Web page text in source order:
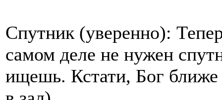
Спутник (уверенно):
самом деле не нужен
ищешь. Кстати, Бог